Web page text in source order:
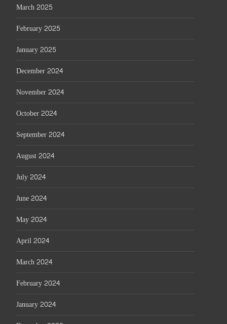
March 2025
February 2025
January 2025
December 2024
November 2024
October 2024
September 2024
August 2024
July 2024
June 2024
May 2024
April 2024
March 2024
February 2024
January 2024